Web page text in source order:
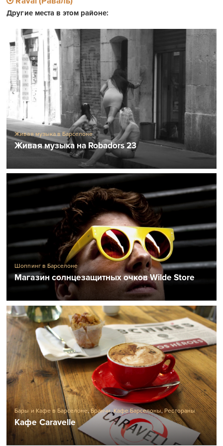
Добавить комментарий
Для отправки комментария вам необходимо
авторизоваться .
Другие места в этом районе:
Живая музыка в Барселоне
Живая музыка на Robadors 23
Шоппинг в Барселоне
Магазин солнцезащитных очков Wilde Store